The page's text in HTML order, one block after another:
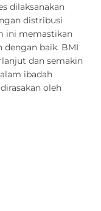
dilaksanakan
distribusi
ini memastikan
dengan baik. BMI
dan semakin
ibadah
oleh